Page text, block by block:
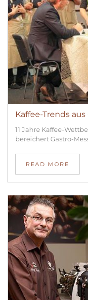
Kaffee-Trends
11 Jahre Kaffee-
bereichert Gastro-
READ MORE